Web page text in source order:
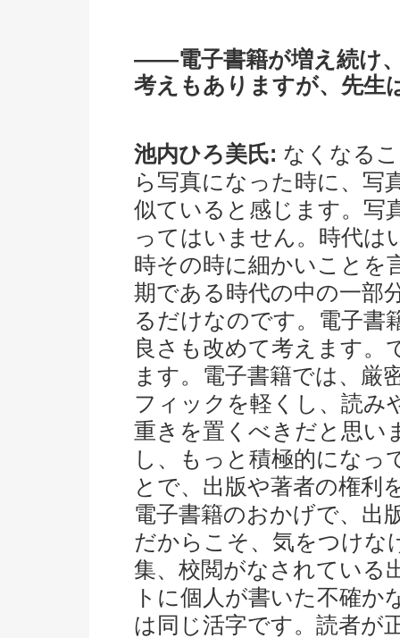
――電子書籍が増え続け
考えもありますが、先生
池内ひろ美氏: なくなる
ら写真になった時に、写
似ていると感じます。写
ってはいません。時代は
時その時に細かいことを
期である時代の中の一部
るだけなのです。電子書
良さも改めて考えます。
ます。電子書籍では、厳
フィックを軽くし、読み
重きを置くべきだと思い
し、もっと積極的にな
とで、出版や著者の権利
電子書籍のおかげで、出
だからこそ、気をつけな
集、校閲がなされている
トに個人が書いた不確
は同じ活字です。読者が